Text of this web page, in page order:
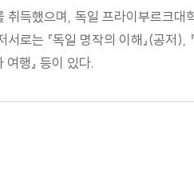
득했으며, 독일 프라이부르크
는 『독일 명작의 이해』(공저),
여행』 등이 있다.